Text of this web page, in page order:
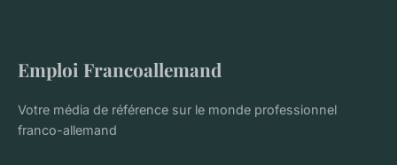
Emploi Francoallemand
Votre média de référence sur le monde professionnel
franco-allemand